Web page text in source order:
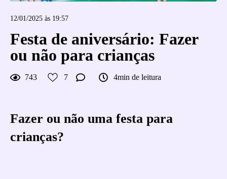
12/01/2025 às 19:57
Festa de aniversário: Fazer
ou não para crianças
743 7 4min de leitura
Fazer ou não uma festa para
crianças?